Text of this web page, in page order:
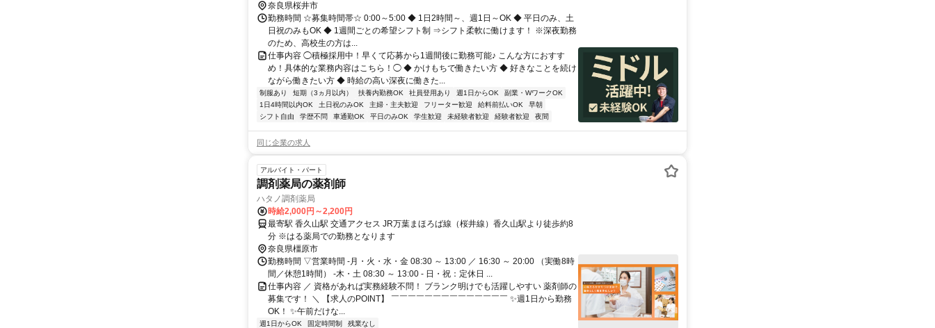
奈良県桜井市
勤務時間 ☆募集時間帯☆ 0:00～5:00 ◆ 1日2時間～、週1日～OK ◆ 平日のみ、土
日祝のみもOK ◆ 1週間ごとの希望シフト制 ⇒シフト柔軟に働けます！ ※深夜勤務
のため、高校生の方は...
仕事内容 ◯積極採用中！早くて応募から1週間後に勤務可能♪ こんな方におすす
め！具体的な業務内容はこちら！◯ ◆ かけもちで働きたい方 ◆ 好きなことを続け
ながら働きたい方 ◆ 時給の高い深夜に働きた...
制服あり 短期（3ヵ月以内） 扶養内勤務OK 社員登用あり 週1日からOK
副業・WワークOK
1日4時間以内OK
土日祝のみOK 主婦・主夫歓迎 フリーター歓迎 給料前払いOK
早朝
シフト自由
学歴不問 車通勤OK 平日のみOK 学生歓迎 未経験者歓迎 経験者歓迎 夜間
同じ企業の求人
アルバイト・パート
調剤薬局の薬剤師
ハタノ調剤薬局
時給2,000円～2,200円
最寄駅 香久山駅 交通アクセス JR万葉まほろば線（桜井線）香久山駅より徒歩約8
分 ※はる薬局での勤務となります
奈良県橿原市
勤務時間 ▽営業時間 -月・火・水・金 08:30 ～ 13:00 ／ 16:30 ～ 20:00 （実働8時
間／休憩1時間） -木・土 08:30 ～ 13:00 - 日・祝：定休日 ...
仕事内容 ／ 資格があれば実務経験不問！ ブランク明けでも活躍しやすい 薬剤師の
募集です！ ＼ 【求人のPOINT】 ￣￣￣￣￣￣￣￣￣￣￣￣￣￣ ✨週1日から勤務
OK！ ✨午前だけな...
週1日からOK 固定時間制 残業なし